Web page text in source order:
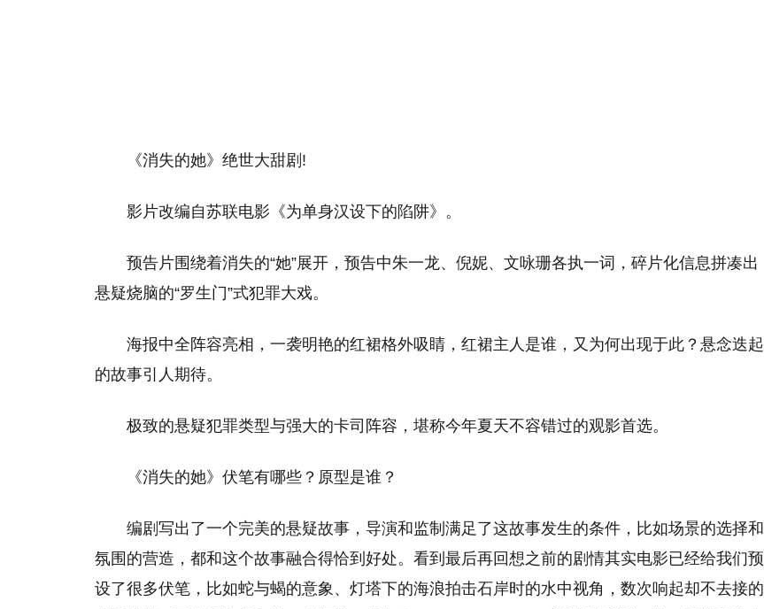
《消失的她》绝世大甜剧!
影片改编自苏联电影《为单身汉设下的陷阱》。
预告片围绕着消失的“她”展开，预告中朱一龙、倪妮、文咏珊各执一词，碎片化信息拼凑出
悬疑烧脑的“罗生门”式犯罪大戏。
海报中全阵容亮相，一袭明艳的红裙格外吸睛，红裙主人是谁，又为何出现于此？悬念迭起
的故事引人期待。
极致的悬疑犯罪类型与强大的卡司阵容，堪称今年夏天不容错过的观影首选。
《消失的她》伏笔有哪些？原型是谁？
编剧写出了一个完美的悬疑故事，导演和监制满足了这故事发生的条件，比如场景的选择和
氛围的营造，都和这个故事融合得恰到好处。看到最后再回想之前的剧情其实电影已经给我们预
设了很多伏笔，比如蛇与蝎的意象、灯塔下的海浪拍击石岸时的水中视角，数次响起却不去接的